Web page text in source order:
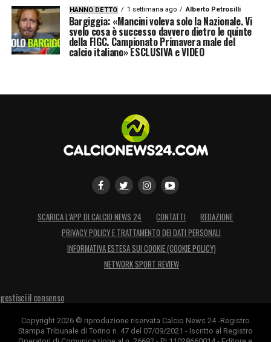
HANNO DETTO 1 settimana ago Alberto Petrosilli
Bargiggia: «Mancini voleva solo la Nazionale. Vi
svelo cosa è successo davvero dietro le quinte
della FIGC. Campionato Primavera male del
calcio italiano» ESCLUSIVA e VIDEO
SCARICA L’APP DI CALCIO NEWS 24 CONTATTI
REDAZIONE
PRIVACY POLICY E TRATTAMENTO DEI DATI PERSONALI
INFORMATIVA ESTESA SUI COOKIE (COOKIE POLICY)
NETWORK SPORT REVIEW
gestisci il consenso
Copyright 2026 © riproduzione riservata Calcio News 24 -Registro
Stampa Tribunale di Torino n. 47 del 07/09/2021 - Iscritto al Registro